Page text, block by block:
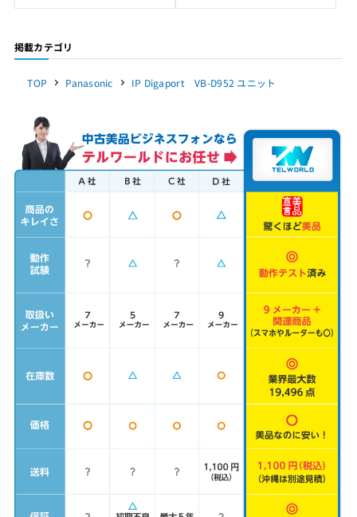
掲載カテゴリ
TOP Panasonic IP Digaport VB-D952 ユニット